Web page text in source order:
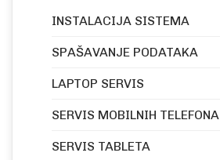
INSTALACIJA SISTEMA
SPAŠAVANJE PODATAKA
LAPTOP SERVIS
SERVIS MOBILNIH TELEFONA
SERVIS TABLETA